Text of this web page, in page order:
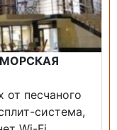
песчаного
система,